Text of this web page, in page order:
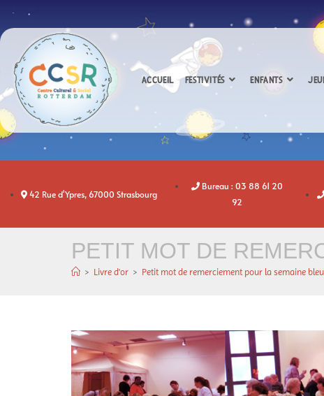
ACCUEIL FESTIVITÉS ENFANTS
42 Rue d'Ypres, 67000 Strasbourg
Bureau : 03 88 61 20
92
PETIT MOT DE
> Livre d'or > Petit mot de remerciement pour la semaine